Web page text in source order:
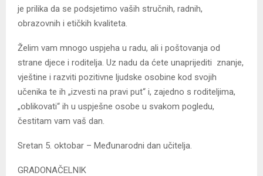
je prilika da se podsjetimo vaših stručnih, radnih,
obrazovnih i etičkih kvaliteta.
Želim vam mnogo uspjeha u radu, ali i poštovanja od
strane djece i roditelja. Uz nadu da ćete unaprijediti znanje,
vještine i razviti pozitivne ljudske osobine kod svojih
učenika te ih „izvesti na pravi put“ i, zajedno s roditeljima,
„oblikovati“ ih u uspješne osobe u svakom pogledu,
čestitam vam vaš dan.
Sretan 5. oktobar – Međunarodni dan učitelja.
GRADONAČELNIK